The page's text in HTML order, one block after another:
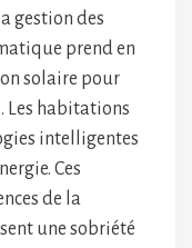
gestion des
prend en
solaire pour
Les habitations
intelligentes
Ces
de la
une sobriété